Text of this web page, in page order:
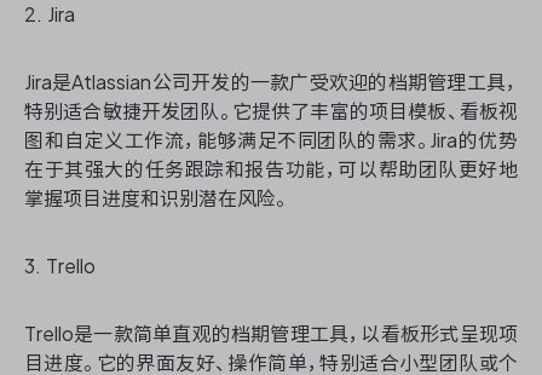
2. Jira
Jira是Atlassian公司开发的一款广受欢迎的档期管理工具，
特别适合敏捷开发团队。它提供了丰富的项目模板、看板视
图和自定义工作流，能够满足不同团队的需求。Jira的优势
在于其强大的任务跟踪和报告功能，可以帮助团队更好地
掌握项目进度和识别潜在风险。
3. Trello
Trello是一款简单直观的档期管理工具，以看板形式呈现项
目进度。它的界面友好、操作简单，特别适合小型团队或个